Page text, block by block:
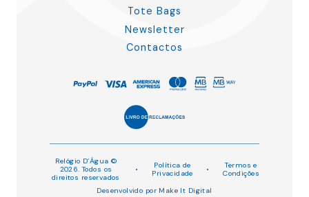
Tote Bags
Newsletter
Contactos
Relógio D’Água ©
2026. Todos os
direitos reservados
•
Política de
Privacidade
•
Termos e
Condições
Desenvolvido por Make It Digital